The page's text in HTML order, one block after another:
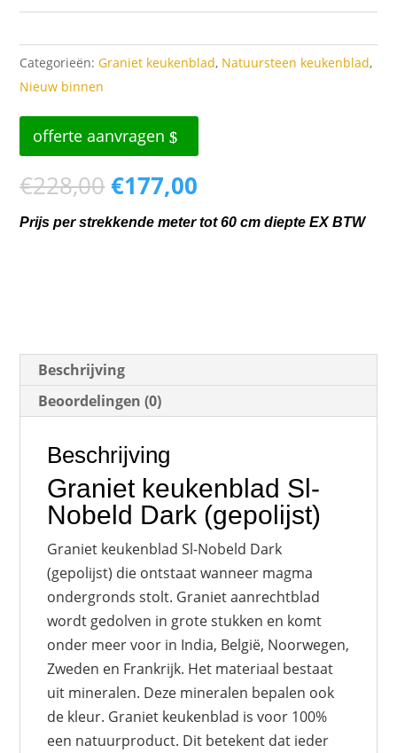
Categorieën: Graniet keukenblad, Natuursteen keukenblad,
Nieuw binnen
offerte aanvragen
€228,00Oorspronkelijke
prijs
was:
€177,00
prijs
is:
Prijs per strekkende meter tot 60 cm diepte EX BTW
Beschrijving
Beoordelingen (0)
Beschrijving
Graniet keukenblad Sl-
Nobeld Dark (gepolijst)
Graniet keukenblad Sl-Nobeld Dark
(gepolijst) die ontstaat wanneer magma
ondergronds stolt. Graniet aanrechtblad
wordt gedolven in grote stukken en komt
onder meer voor in India, België, Noorwegen,
Zweden en Frankrijk. Het materiaal bestaat
uit mineralen. Deze mineralen bepalen ook
de kleur. Graniet keukenblad is voor 100%
een natuurproduct. Dit betekent dat ieder